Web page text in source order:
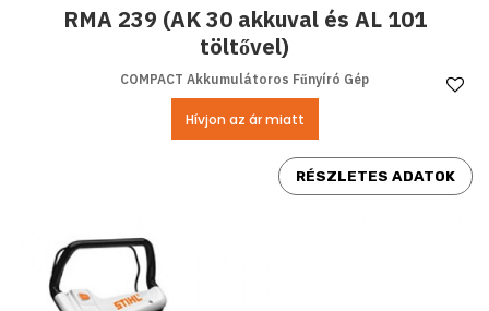
RMA 239 (AK 30 akkuval és AL 101
töltővel)
COMPACT Akkumulátoros Fűnyíró Gép
Hívjon az ár miatt
RÉSZLETES ADATOK